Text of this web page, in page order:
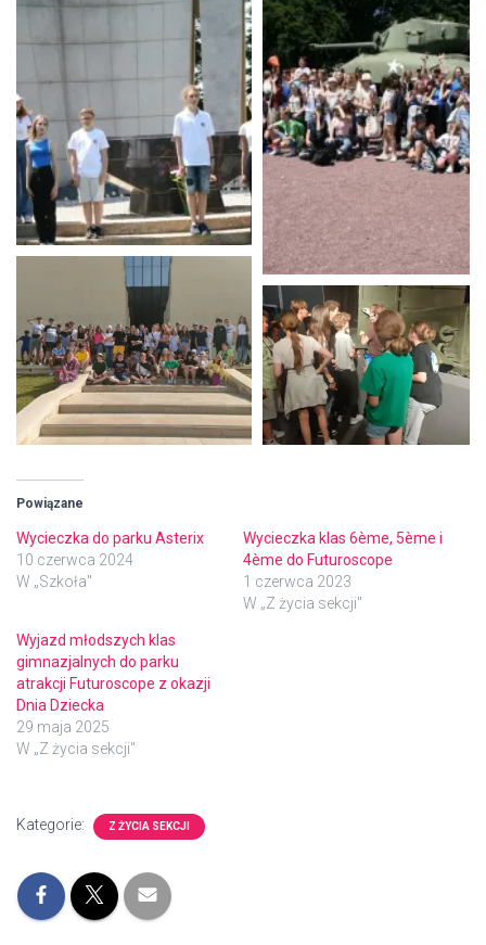
Powiązane
Wycieczka do parku Asterix
10 czerwca 2024
W „Szkoła"
Wycieczka klas 6ème, 5ème i
4ème do Futuroscope
1 czerwca 2023
W „Z życia sekcji"
Wyjazd młodszych klas
gimnazjalnych do parku
atrakcji Futuroscope z okazji
Dnia Dziecka
29 maja 2025
W „Z życia sekcji"
Kategorie: Z ŻYCIA SEKCJI